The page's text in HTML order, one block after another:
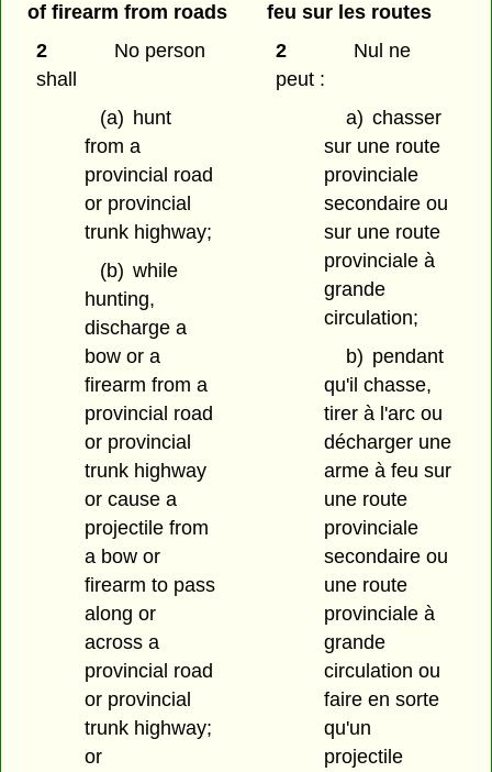
of firearm from roads
2
No person
shall
(a) hunt
from a
provincial road
or provincial
trunk highway;
(b) while
hunting,
discharge a
bow or a
firearm from a
provincial road
or provincial
trunk highway
or cause a
projectile from
a bow or
firearm to pass
along or
across a
provincial road
or provincial
trunk highway;
or
feu sur les routes
2
Nul ne
peut :
a) chasser
sur une route
provinciale
secondaire ou
sur une route
provinciale à
grande
circulation;
b) pendant
qu'il chasse,
tirer à l'arc ou
décharger une
arme à feu sur
une route
provinciale
secondaire ou
une route
provinciale à
grande
circulation ou
faire en sorte
qu'un
projectile